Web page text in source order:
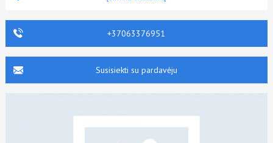
+37063376951
Susisiekti su pardavėju